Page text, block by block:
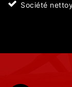
Société